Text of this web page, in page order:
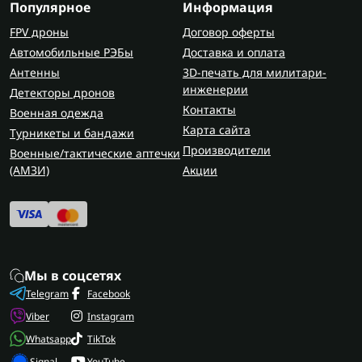
цветах для маскировки в разных зонах.
На Flash Army вы можете купить бронежилет ВСУ
с оперативной доставкой и гарантией качества. В
наличии — армейские бронежилеты разных
конфигураций, с быстрой доставкой по Украине.
Вся продукция из проверенных материалов,
соответствует боевым стандартам и подходит
под военную форму ВСУ. Для более полной
защиты вместе с бронежилетом также можно
подобрать
Популярное
FPV дроны
Автомобильные РЭБы
Антенны
Детекторы дронов
Военная одежда
Турникеты и бандажи
Военные/тактические аптечки
(AMЗИ)
Информация
Договор оферты
Доставка и оплата
3D-печать для милитари-
инженерии
Контакты
Карта сайта
Производители
Акции
Мы в соцсетях
Telegram
Viber
Whatsapp
Facebook
Instagram
TikTok